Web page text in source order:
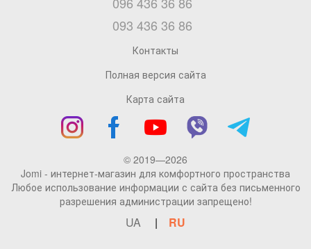
093 436 36 86
Контакты
Полная версия сайта
Карта сайта
© 2019—2026
Jomi - интернет-магазин для комфортного пространства
Любое использование информации с сайта без письменного
разрешения администрации запрещено!
UA RU